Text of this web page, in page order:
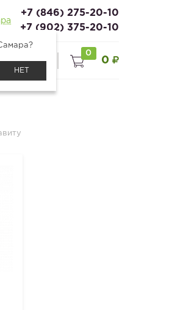
НЕТ
+7 (846) 275-20-10
+7 (902) 375-20-10
0
0